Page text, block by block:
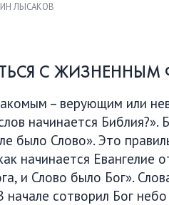
ЛЫСАКОВ
С
– верующим или
начинается Библия?».
было Слово». Это
начинается Евангелие
и Слово было Бог».
начале сотворил Бог